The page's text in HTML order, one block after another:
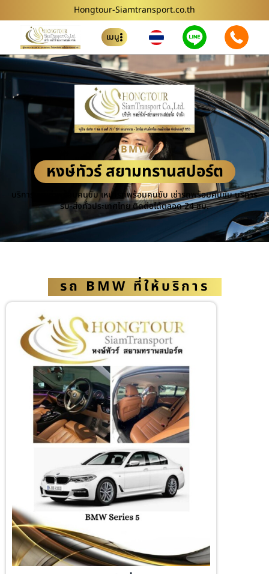
Hongtour-Siamtransport.co.th
เมนู
BMW
หงษ์ทัวร์ สยามทรานสปอร์ต
บริการ รถเช่าพร้อมคนขับ เหมารถพร้อมคนขับ เช่ารถพร้อมคนขับ บริการ
รับ-ส่งทั่วประเทศไทย ติดต่อได้ตลอด 24 ชม.
รถ BMW ที่ให้บริการ